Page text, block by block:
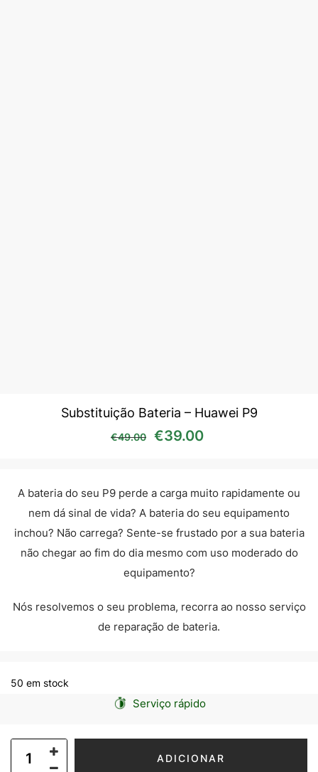
Substituição Bateria – Huawei P9
€49.00 O preço original era:
€39.00
A bateria do seu P9 perde a carga muito rapidamente ou
nem dá sinal de vida? A bateria do seu equipamento
inchou? Não carrega? Sente-se frustado por a sua bateria
não chegar ao fim do dia mesmo com uso moderado do
equipamento?
Nós resolvemos o seu problema, recorra ao nosso serviço
de reparação de bateria.
50 em stock
Serviço rápido
ADICIONAR